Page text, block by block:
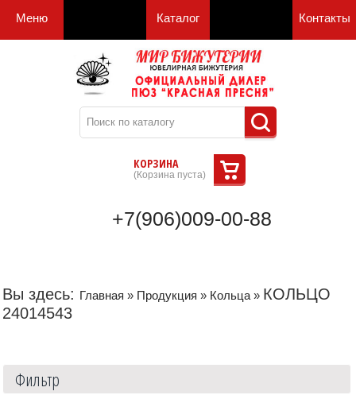
Меню Каталог Контакты
КОРЗИНА
(Корзина пуста)
+7(906)009-00-88
Вы здесь: Главная » Продукция » Кольца » КОЛЬЦО
24014543
Фильтр